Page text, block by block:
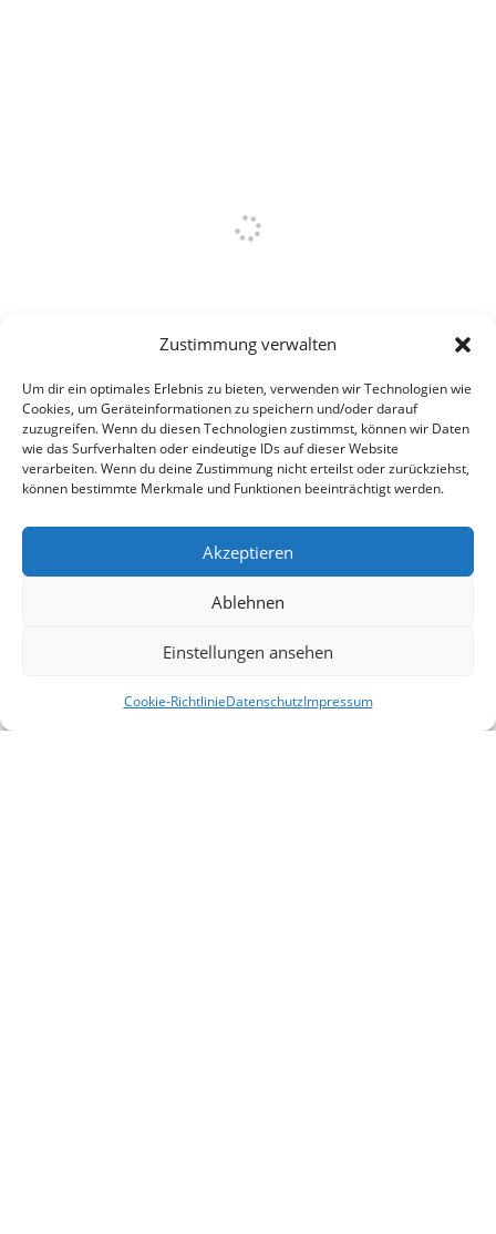
Zustimmung verwalten
Um dir ein optimales Erlebnis zu bieten, verwenden wir Technologien wie
Cookies, um Geräteinformationen zu speichern und/oder darauf
zuzugreifen. Wenn du diesen Technologien zustimmst, können wir Daten
wie das Surfverhalten oder eindeutige IDs auf dieser Website
verarbeiten. Wenn du deine Zustimmung nicht erteilst oder zurückziehst,
können bestimmte Merkmale und Funktionen beeinträchtigt werden.
Akzeptieren
Ablehnen
Einstellungen ansehen
Cookie-RichtlinieDatenschutzImpressum